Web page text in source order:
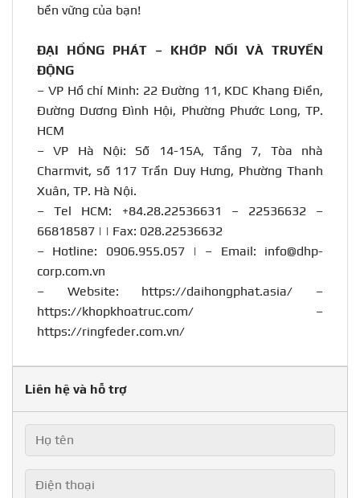
bền vững của bạn!
ĐẠI HỒNG PHÁT – KHỚP NỐI VÀ TRUYỀN
ĐỘNG
– VP Hồ chí Minh: 22 Đường 11, KDC Khang Điền,
Đường Dương Đình Hội, Phường Phước Long, TP.
HCM
– VP Hà Nội: Số 14-15A, Tầng 7, Tòa nhà
Charmvit, số 117 Trần Duy Hưng, Phường Thanh
Xuân, TP. Hà Nội.
– Tel HCM: +84.28.22536631 – 22536632 –
66818587 | | Fax: 028.22536632
– Hotline: 0906.955.057| – Email: info@dhp-
corp.com.vn
– Website: https://daihongphat.asia/ –
https://khopkhoatruc.com/ –
https://ringfeder.com.vn/
Liên hệ và hỗ trợ